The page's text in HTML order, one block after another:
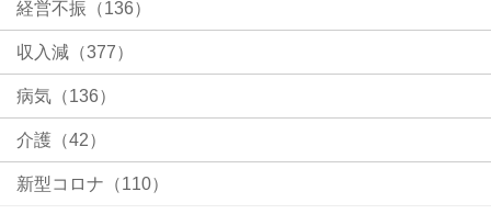
経営不振（136）
収入減（377）
病気（136）
介護（42）
新型コロナ（110）